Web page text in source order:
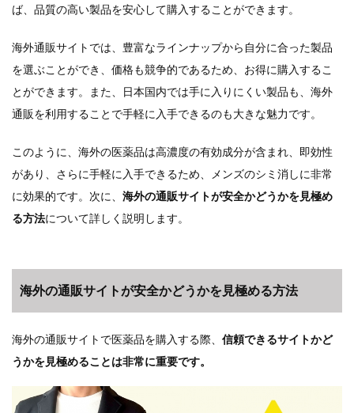
ば、品質の高い製品を安心して購入することができます。
海外通販サイトでは、豊富なラインナップから自分に合った製品
を選ぶことができ、価格も競争的であるため、お得に購入するこ
とができます。また、日本国内では手に入りにくい製品も、海外
通販を利用することで手軽に入手できるのも大きな魅力です。
このように、海外の医薬品は高濃度の有効成分が含まれ、即効性
があり、さらに手軽に入手できるため、メンズのシミ消しに非常
に効果的です。次に、 海外の通販サイトが安全かどうかを見極め
る方法について詳しく説明します。
海外の通販サイトが安全かどうかを見極める方法
海外の通販サイトで医薬品を購入する際、 信頼できるサイトかど
うかを見極めることは非常に重要です。